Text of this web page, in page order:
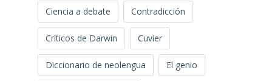
Ciencia a debate Contradicción
Críticos de Darwin Cuvier
Diccionario de neolengua El genio